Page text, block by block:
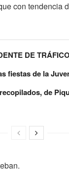
con tendencia
DE TRÁFICO
fiestas de la
de